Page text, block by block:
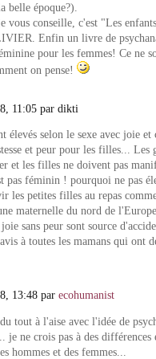
belle époque?).
vous conseille, c'est "Les
Enfin un livre de
pour les femmes! Ce ne
on pense!
11:05 par dikti
élevés selon le sexe avec joie
et peur pour les filles... Les
et les filles ne doivent pas
pas féminin ! pourquoi ne pas
les petites filles au repas
maternelle du nord de
sans peur sont source
à toutes les mamans qui ont
13:48 parecohumanist
tout à l'aise avec l'idée de
ne crois pas à des différences
hommes et des femmes...